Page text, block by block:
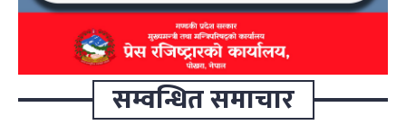
सम्वन्धित समाचार